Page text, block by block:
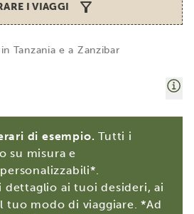
I VIAGGI
Tanzania e a Zanzibar
di esempio. Tutti i
su misura e
dettaglio ai tuoi desideri, ai
tuo modo di viaggiare. *Ad